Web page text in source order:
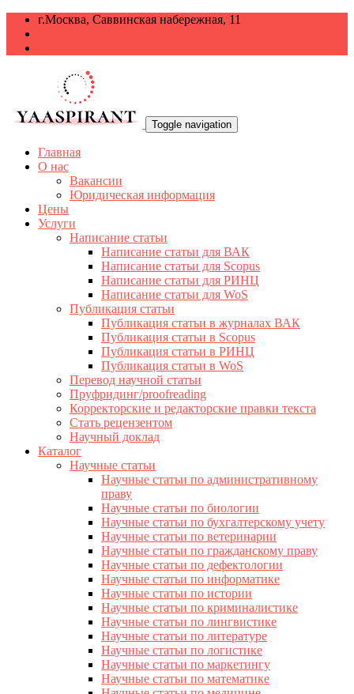
г.Москва, Саввинская набережная, 11
Toggle navigation
Главная
О нас
Вакансии
Юридическая информация
Цены
Услуги
Написание статьи
Написание статьи для ВАК
Написание статьи для Scopus
Написание статьи для РИНЦ
Написание статьи для WoS
Публикация статьи
Публикация статьи в журналах ВАК
Публикация статьи в Scopus
Публикация статьи в РИНЦ
Публикация статьи в WoS
Перевод научной статьи
Пруфридинг/proofreading
Корректорские и редакторские правки текста
Стать рецензентом
Научный доклад
Каталог
Научные статьи
Научные статьи по административному
праву
Научные статьи по биологии
Научные статьи по бухгалтерскому учету
Научные статьи по ветеринарии
Научные статьи по гражданскому праву
Научные статьи по дефектологии
Научные статьи по информатике
Научные статьи по истории
Научные статьи по криминалистике
Научные статьи по лингвистике
Научные статьи по литературе
Научные статьи по логистике
Научные статьи по маркетингу
Научные статьи по математике